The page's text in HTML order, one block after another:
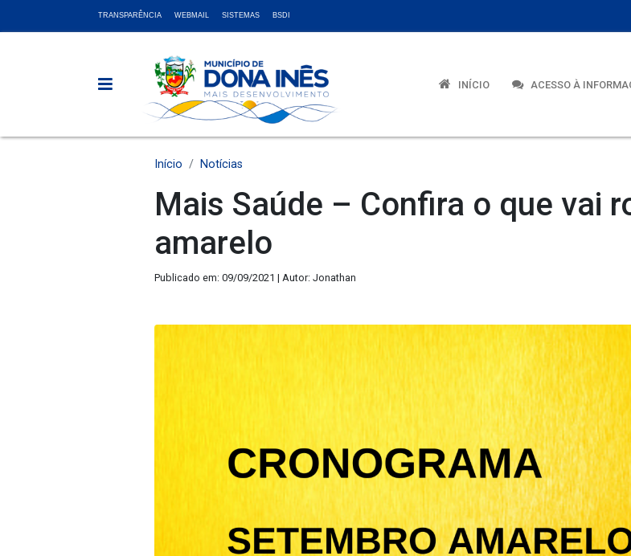
TRANSPARÊNCIA WEBMAIL SISTEMAS BSDI
INÍCIO ACESSO À
Início Notícias
Mais Saúde – Confira o que vai
amarelo
Publicado em: 09/09/2021 | Autor: Jonathan